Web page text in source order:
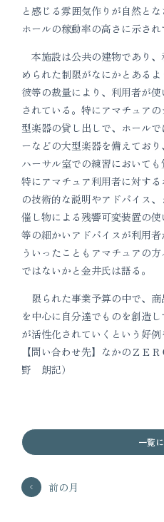
と感じる雰囲気作りが自然と
ホールの稼動率の高さに示され
本施設は公共の建物であり
められた制限がなにかとある
彼等の裁量により、利用者が
されている。特にアマチュア
型楽器の貸し出しで、ホール
ーなどの大型楽器を備えてお
ハーサル室での練習においても
特にアマチュア利用者に対す
の技術的な説明やアドバイス、
催し物による残響可変装置の
等の細かいアドバイスが利用
ういったこともアマチュアの
ではないかと金井氏は語る。
限られた事業予算の中で、
を中心に自分達でものを創造
が活性化されていくという好例
【問い合わせ先】なかのＺ
野 朗記）
前の月
一覧